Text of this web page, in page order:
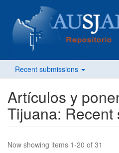
Recent submissions
Artículos y
Tijuana: Recent
Now showing items 1-20 of 31